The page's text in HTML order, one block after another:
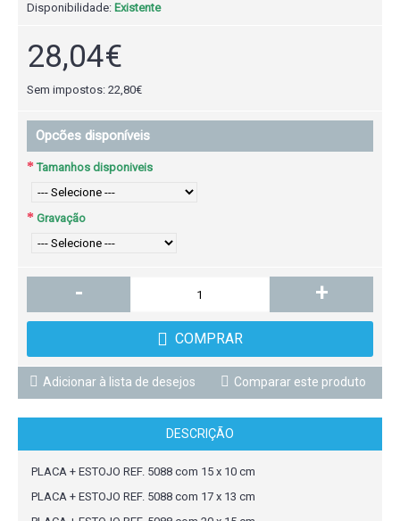
Disponibilidade: Existente
28,04€
Sem impostos: 22,80€
Opcões disponíveis
Tamanhos disponiveis
Gravação
- +
COMPRAR
Adicionar à lista de desejos Comparar este produto
DESCRIÇÃO
PLACA + ESTOJO REF. 5088 com 15 x 10 cm
PLACA + ESTOJO REF. 5088 com 17 x 13 cm